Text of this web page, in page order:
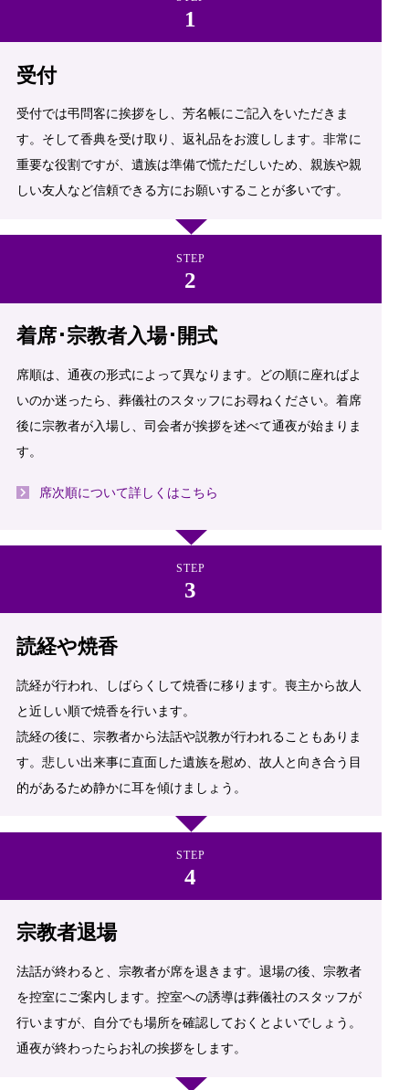
受付
受付では弔問客に挨拶をし、芳名帳にご記入をいただきま
す。そして香典を受け取り、返礼品をお渡しします。非常に
重要な役割ですが、遺族は準備で慌ただしいため、親族や親
しい友人など信頼できる方にお願いすることが多いです。
STEP
着席･宗教者入場･開式
席順は、通夜の形式によって異なります。どの順に座ればよ
いのか迷ったら、葬儀社のスタッフにお尋ねください。着席
後に宗教者が入場し、司会者が挨拶を述べて通夜が始まりま
す。
席次順について詳しくはこちら
STEP
読経や焼香
読経が行われ、しばらくして焼香に移ります。喪主から故人
と近しい順で焼香を行います。
読経の後に、宗教者から法話や説教が行われることもありま
す。悲しい出来事に直面した遺族を慰め、故人と向き合う目
的があるため静かに耳を傾けましょう。
STEP
宗教者退場
法話が終わると、宗教者が席を退きます。退場の後、宗教者
を控室にご案内します。控室への誘導は葬儀社のスタッフが
行いますが、自分でも場所を確認しておくとよいでしょう。
通夜が終わったらお礼の挨拶をします。